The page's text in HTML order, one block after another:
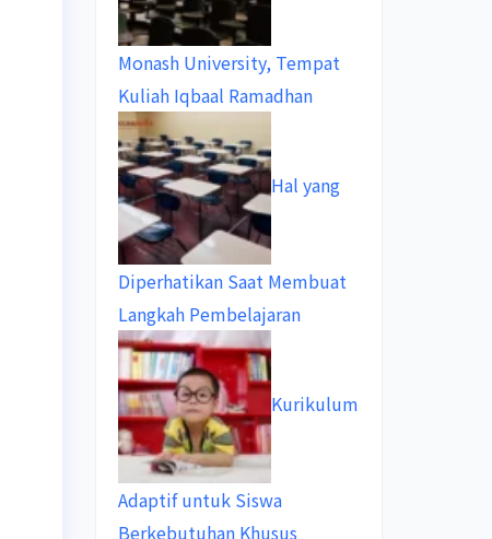
Monash University, Tempat
Kuliah Iqbaal Ramadhan
Hal yang
Diperhatikan Saat Membuat
Langkah Pembelajaran
Kurikulum
Adaptif untuk Siswa
Berkebutuhan Khusus